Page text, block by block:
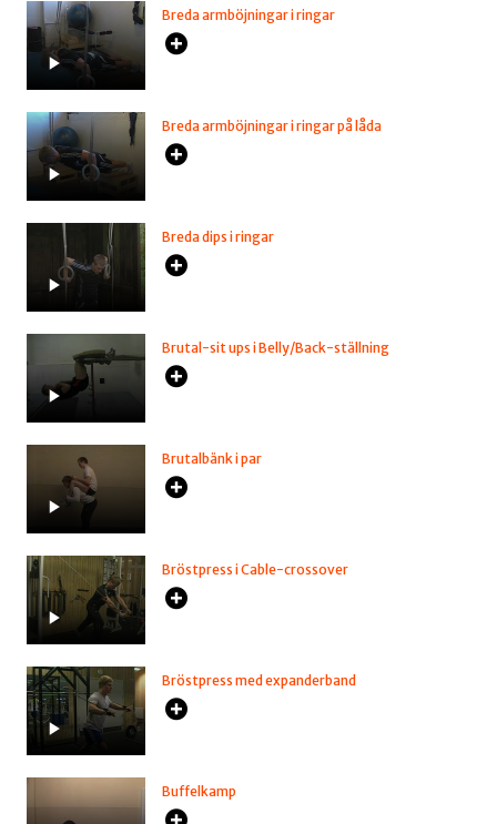
Breda armböjningar i ringar
Breda armböjningar i ringar på låda
Breda dips i ringar
Brutal-sit ups i Belly/Back-ställning
Brutalbänk i par
Bröstpress i Cable-crossover
Bröstpress med expanderband
Buffelkamp